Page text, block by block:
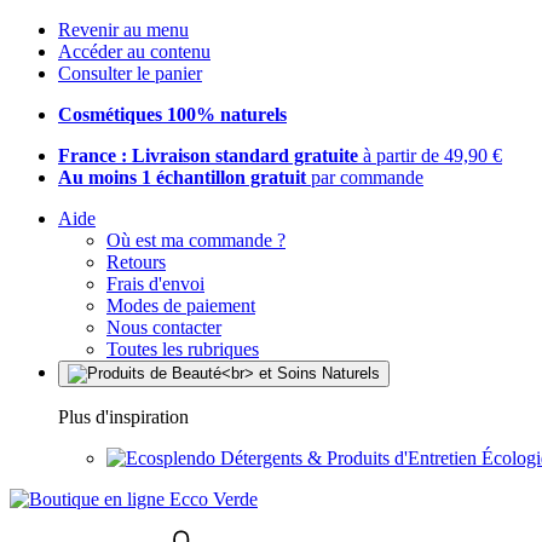
Revenir au menu
Accéder au contenu
Consulter le panier
Cosmétiques 100% naturels
France : Livraison standard gratuite à partir de 49,90 €
Au moins 1 échantillon gratuit par commande
Aide
Où est ma commande ?
Retours
Frais d'envoi
Modes de paiement
Nous contacter
Toutes les rubriques
Plus d'inspiration
Détergents & Produits d'Entretien